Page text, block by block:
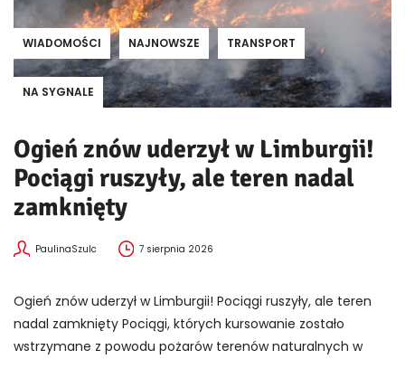
WIADOMOŚCI NAJNOWSZE TRANSPORT
NA SYGNALE
Ogień znów uderzył w Limburgii!
Pociągi ruszyły, ale teren nadal
zamknięty
PaulinaSzulc 7 sierpnia 2026
Ogień znów uderzył w Limburgii! Pociągi ruszyły, ale teren
nadal zamknięty Pociągi, których kursowanie zostało
wstrzymane z powodu pożarów terenów naturalnych w